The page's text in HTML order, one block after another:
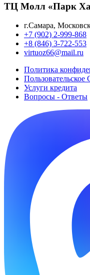
ТЦ Молл «Парк
г.Самара,
+7 (902) 2-999-868
+8 (846) 3-722-553
virtuoz66@mail.ru
Политика
Пользовательское
Услуги кредита
Вопросы - Ответы